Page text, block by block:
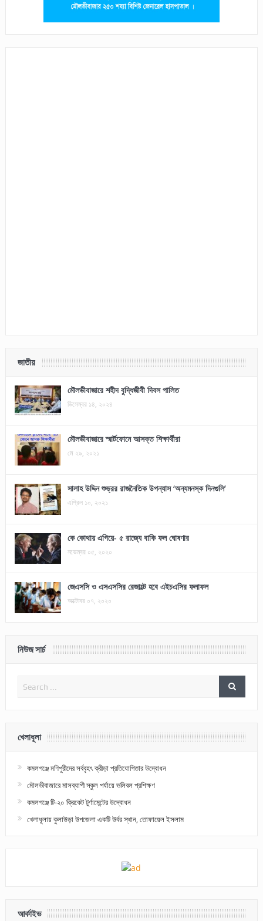
জাতীয়
মৌলভীবাজারে শহীদ বুদ্ধিজীবী দিবস পালিত
ডিসেম্বর ১৪, ২০২৪
মৌলভীবাজারে স্মার্টফোনে আসক্ত শিক্ষার্থীরা
মে ২৯, ২০২১
সালাহ উদ্দিন শুভ্রর রাজনৈতিক উপন্যাস ‘অন্যমনস্ক দিনগুলি’
এপ্রিল ১০, ২০২১
কে কোথায় এগিয়ে- ৫ রাজ্যে বাকি ফল ঘোষণার
নভেম্বর ০৫, ২০২০
জেএসসি ও এসএসসির রেজাল্টে হবে এইচএসির ফলাফল
অক্টোবর ০৭, ২০২০
নিউজ সার্চ
খেলাধূলা
কমলগঞ্জে মণিপুরীদের সর্ববৃহৎ ক্রীড়া প্রতিযোগিতার উদ্বোধন
মৌলভীবাজারে মাসব্যাপী স্কুল পর্যায়ে ভলিবল প্রশিক্ষণ
কমলগঞ্জে টি-২০ ক্রিকেট টুর্ণামেন্টের উদ্বোধন
খেলাধূলায় কুলাউড়া উপজেলা একটি উর্বর স্থান, তোফায়েল ইসলাম
আর্কাইভ